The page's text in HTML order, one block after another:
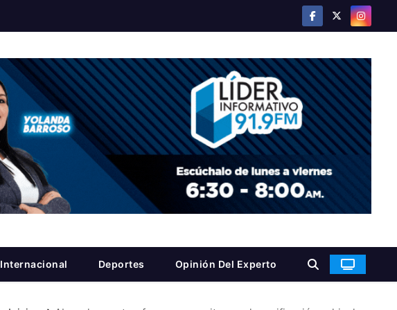
Internacional Deportes Opinión Del Experto